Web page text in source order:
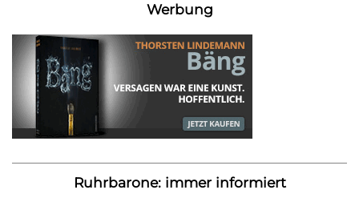
Werbung
Ruhrbarone: immer informiert